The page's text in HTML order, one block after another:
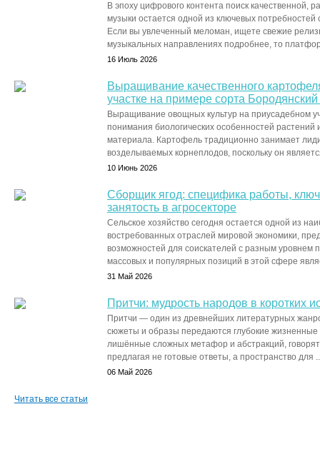
В эпоху цифрового контента поиск качественной,
музыки остается одной из ключевых потребностей
Если вы увлеченный меломан, ищете свежие
музыкальных направлениях подробнее, то
16 Июль 2026
Выращивание качественного
участке на примере сорта
Выращивание овощных культур на приусадебном
понимания биологических особенностей растений
материала. Картофель традиционно занимает
возделываемых корнеплодов, поскольку он
10 Июнь 2026
Сборщик ягод: специфика работы,
занятость в агросекторе
Сельское хозяйство сегодня остается одной из
востребованных отраслей мировой экономики,
возможностей для соискателей с разным уровнем
массовых и популярных позиций в этой сфере
31 Май 2026
Притчи: мудрость народов в коротких
Притчи — один из древнейших литературных
сюжеты и образы передаются глубокие жизненные
лишённые сложных метафор и абстракций,
предлагая не готовые ответы, а пространство для
06 Май 2026
Читать все статьи